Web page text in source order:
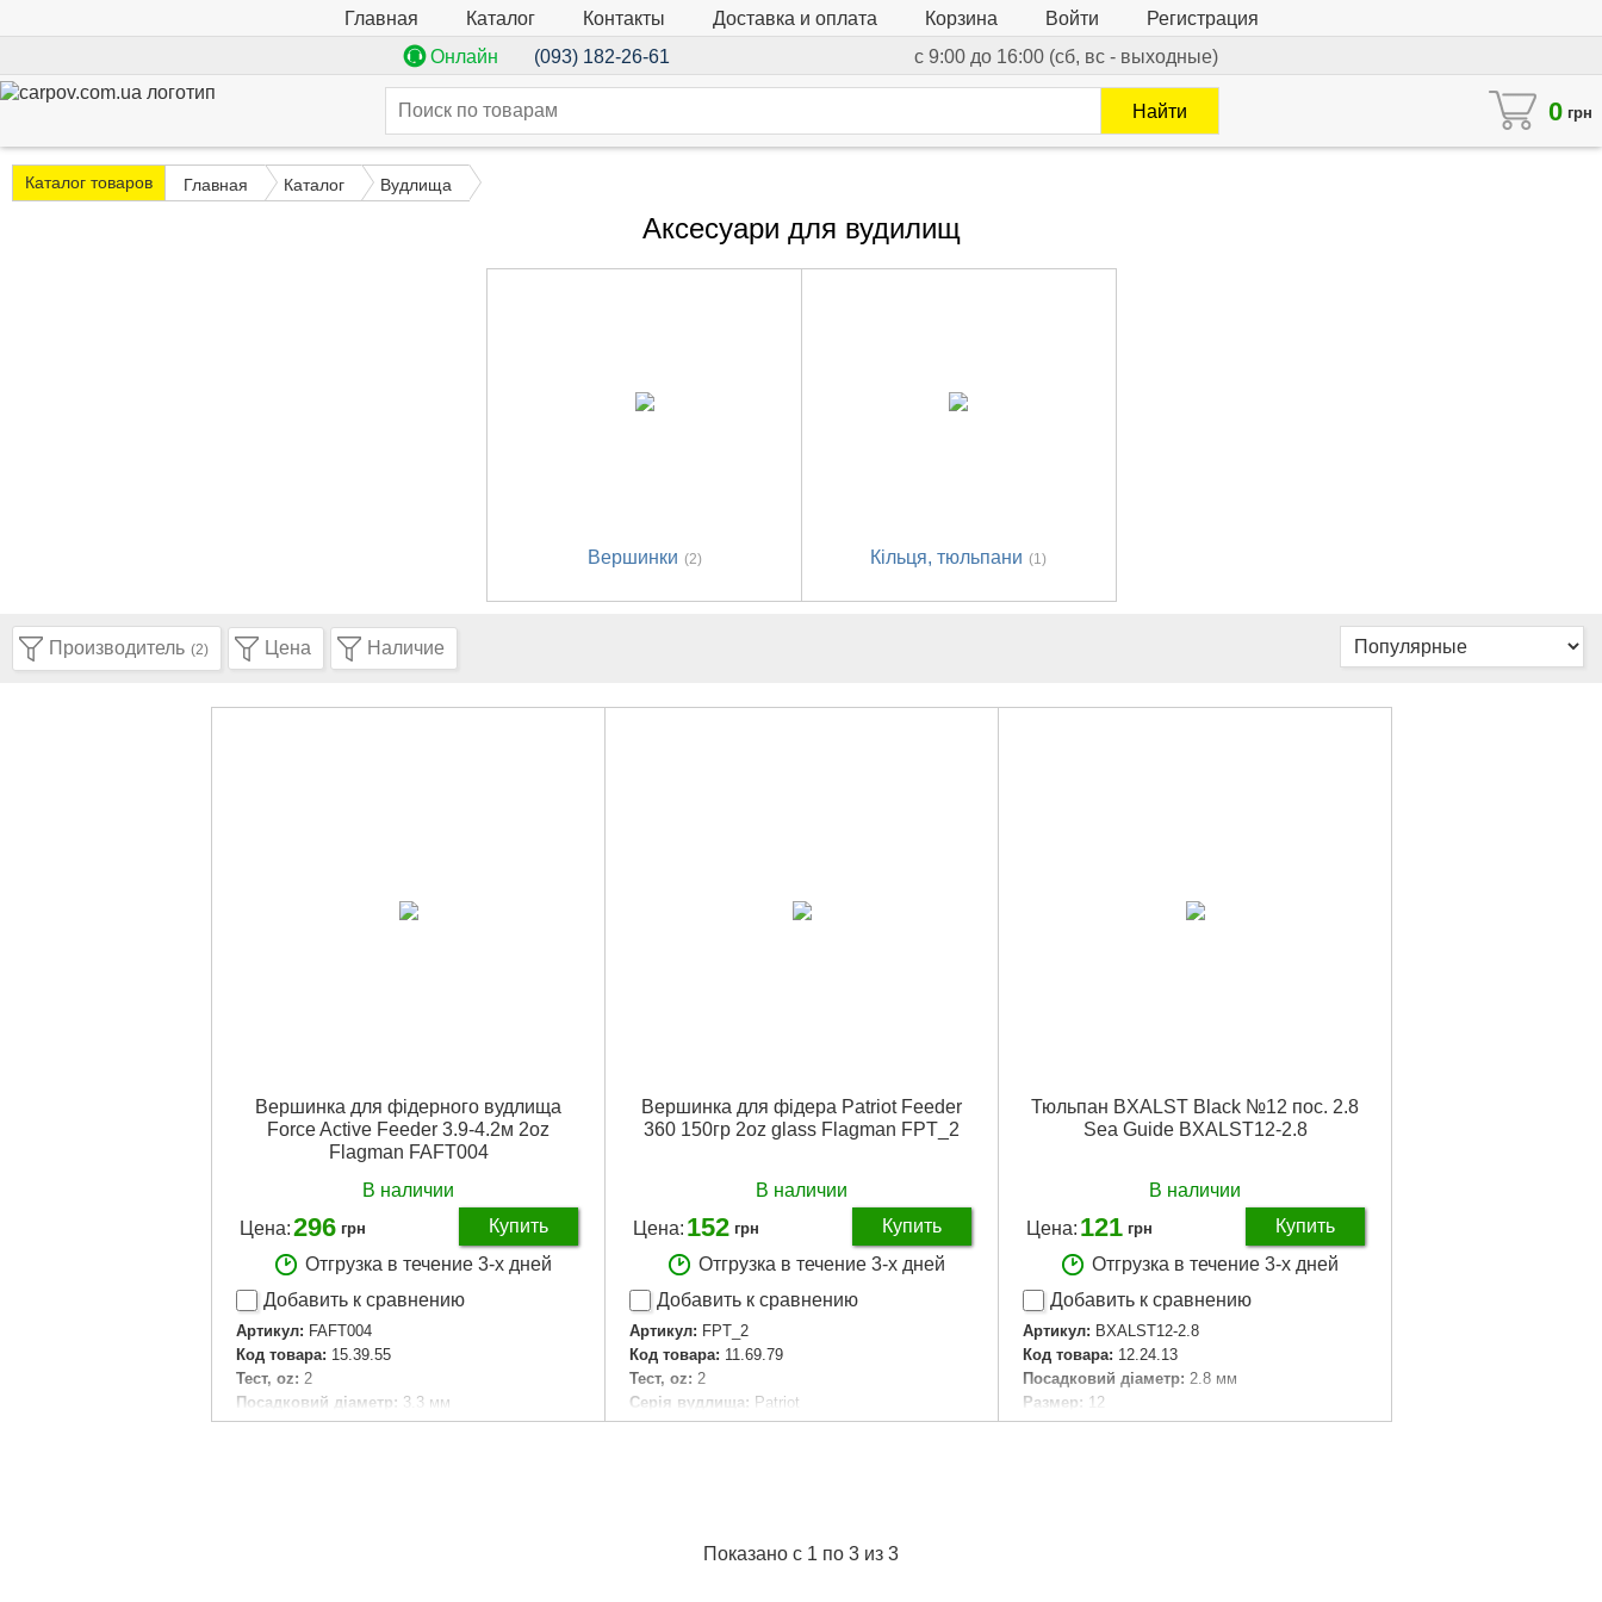
Главная Каталог Контакты Доставка и оплата Корзина Войти
Регистрация
Онлайн
(093) 182-26-61 с 9:00 до 16:00 (сб, вс - выходные)
0 грн
Найти
Каталог товаров Главная Каталог Вудлища
Аксесуари для вудилищ
Вершинки (2) Кільця, тюльпани (1)
Производитель (2) Цена Наличие
Вершинка для фідерного вудлища
Force Active Feeder 3.9-4.2м 2oz
Flagman FAFT004
В наличии
Цена:296 грн
Купить
Отгрузка в течение 3-х дней
Добавить к сравнению
Артикул: FAFT004
Код товара: 15.39.55
Тест, oz: 2
Посадковий діаметр: 3.3 мм
Посадочный диаметр: 3.3 мм
Вершинка для фідера Patriot Feeder
360 150гр 2oz glass Flagman FPT_2
В наличии
Цена: 152 грн
Купить
Отгрузка в течение 3-х дней
Добавить к сравнению
Артикул: FPT_2
Код товара: 11.69.79
Тест, oz: 2
Серія вудлища: Patriot
Серия удилища: Patriot
Тюльпан BXALST Black №12 пос. 2.8
Sea Guide BXALST12-2.8
В наличии
Цена: 121 грн
Купить
Отгрузка в течение 3-х дней
Добавить к сравнению
Артикул: BXALST12-2.8
Код товара: 12.24.13
Посадковий діаметр: 2.8 мм
Размер: 12
Розмір: 12
Показано с 1 по 3 из 3